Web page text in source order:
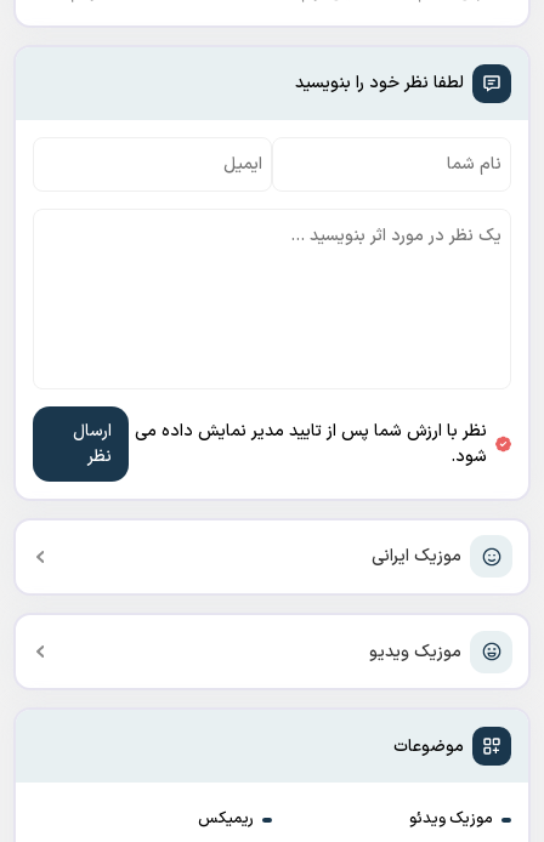
موزیک ایرانی
موزیک ویدیو
موضوعات
موزیک ویدئو
ریمیکس
لطفا نظر خود را بنویسید
نظر با ارزش شما پس از تایید مدیر نمایش داده می
شود.